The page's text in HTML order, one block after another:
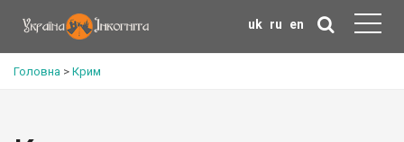
uk ru en
Головна > Крим